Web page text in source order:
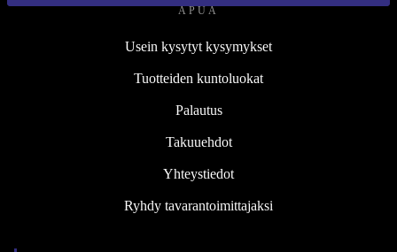
APUA
Usein kysytyt kysymykset
Tuotteiden kuntoluokat
Palautus
Takuuehdot
Yhteystiedot
Ryhdy tavarantoimittajaksi